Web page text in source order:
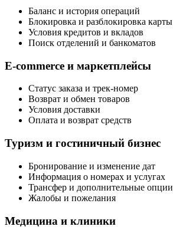
Баланс и история операций
Блокировка и разблокировка карты
Условия кредитов и вкладов
Поиск отделений и банкоматов
E-commerce и маркетплейсы
Статус заказа и трек-номер
Возврат и обмен товаров
Условия доставки
Оплата и возврат средств
Туризм и гостиничный бизнес
Бронирование и изменение дат
Информация о номерах и услугах
Трансфер и дополнительные опции
Жалобы и пожелания
Медицина и клиники